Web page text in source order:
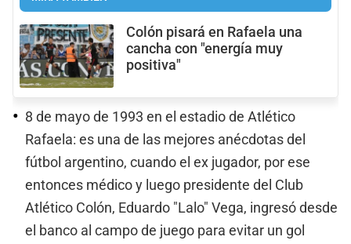
Colón pisará en Rafaela una
cancha con "energía muy
positiva"
8 de mayo de 1993 en el estadio de Atlético
Rafaela: es una de las mejores anécdotas del
fútbol argentino, cuando el ex jugador, por ese
entonces médico y luego presidente del Club
Atlético Colón, Eduardo "Lalo" Vega, ingresó desde
el banco al campo de juego para evitar un gol